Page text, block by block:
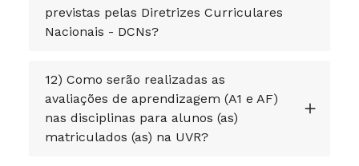
previstas pelas Diretrizes Curriculares
Nacionais - DCNs?
12) Como serão realizadas as
avaliações de aprendizagem (A1 e AF)
nas disciplinas para alunos (as)
matriculados (as) na UVR?